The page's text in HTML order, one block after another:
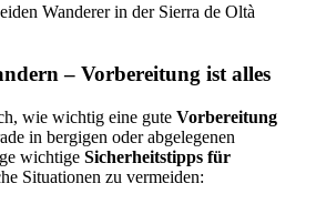
Wanderer in der Sierra de Oltà
– Vorbereitung ist alles
wie wichtig eine gute Vorbereitung
in bergigen oder abgelegenen
wichtige Sicherheitstipps für
Situationen zu vermeiden: